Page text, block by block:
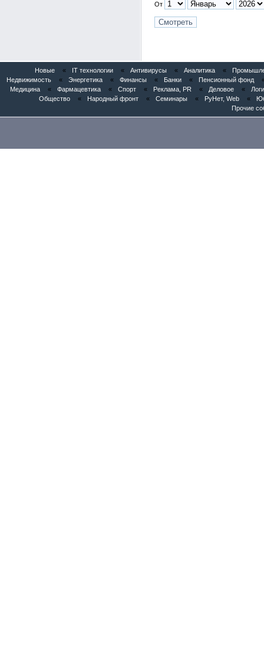
От
Новые « IT технологии « Антивирусы « Аналитика «
Недвижимость
« Энергетика « Финансы « Банки « Пенсионный фонд
Медицина
« Фармацевтика « Спорт « Реклама, PR « Деловое «
Общество
« Народный фронт « Семинары « РуНет, Web «
Прочие